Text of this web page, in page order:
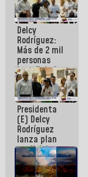
aprobada
por la AN
Delcy
Rodríguez:
Más de 2 mil
personas
beneficiadas
con planes
para
atención de
emergencia
sísmica en
la última
semana
Presidenta
(E) Delcy
Rodríguez
lanza plan
crediticio
con subsidio
a Juntas de